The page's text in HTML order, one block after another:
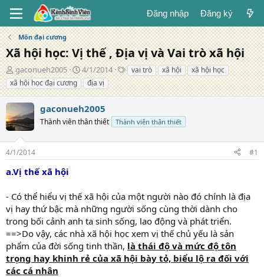
Đăng nhập Đăng ký
Môn đại cương
Xã hội học: Vị thế , Địa vị và Vai trò xã hội
T
á
c
g
i
ả
gaconueh2005
N
g
à
đ
ă
g
4/1/2014
T
ừ
k
a
vai trò xã hội
xã hội học
xã hội học đại cương
địa vị
gaconueh2005
Thành viên thân thiết Thành viên thân thiết
4/1/2014 #1
a.Vị thế xã hội
- Có thể hiểu vị thế xã hội của một người nào đó chính là địa
vị hay thứ bậc mà những người sống cùng thời dành cho
trong bối cảnh anh ta sinh sống, lao động và phát triển.
==>Do vậy, các nhà xã hội học xem vị thế chủ yếu là sản
phẩm của đời sống tinh thần, là thái độ và mức độ tôn
trọng hay khinh rẻ của xã hội bày tỏ, biểu lộ ra đối với
các cá nhân